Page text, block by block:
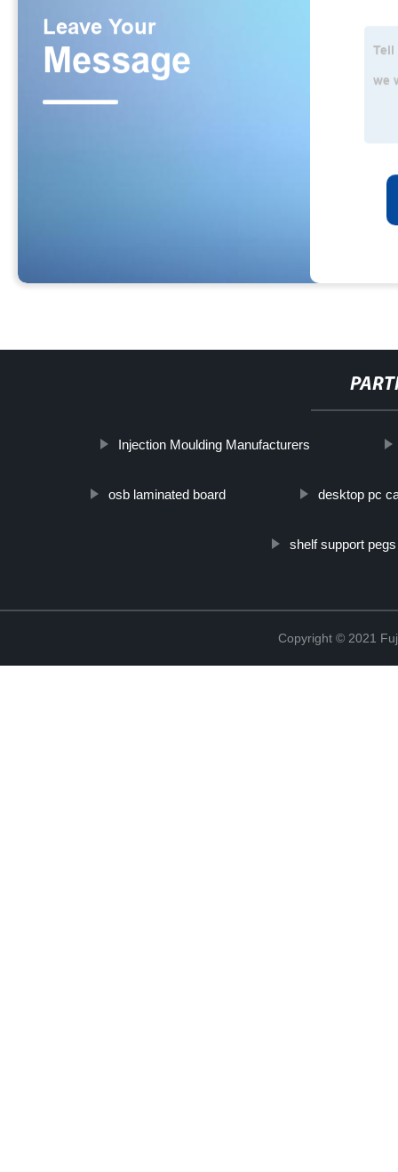
Injection Moulding Manufacturers
osb laminated board desktop pc
shelf support pegs
Copyright © 2021